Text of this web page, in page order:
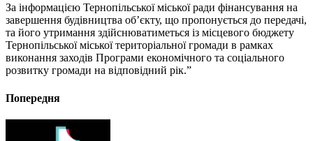
За інформацією Тернопільської міської ради фінансування на
завершення будівництва об’єкту, що пропонується до передачі,
та його утримання здійснюватиметься із місцевого бюджету
Тернопільської міської територіальної громади в рамках
виконання заходів Програми економічного та соціального
розвитку громади на відповідний рік.”
Попередня